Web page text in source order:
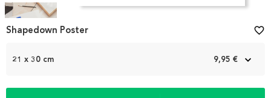
Item
1
21 x 30 cm 9,95 €
Shapedown Poster favorite_border